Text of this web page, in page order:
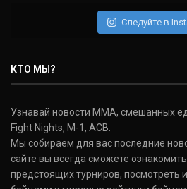
Следуйте в
КТО МЫ?
Узнавай новости ММА, смешанных
Fight Nights, M-1, ACB.
Мы собираем для вас последние
сайте вы всегда сможете
предстоящих турниров, посмотреть